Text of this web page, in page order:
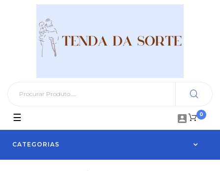
0

CATEGORIAS
Toggle
navigation
☰